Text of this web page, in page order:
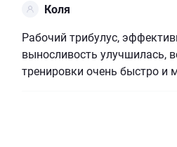
Коля
Рабочий трибулус,
выносливость улучшилась,
тренировки очень быстро и